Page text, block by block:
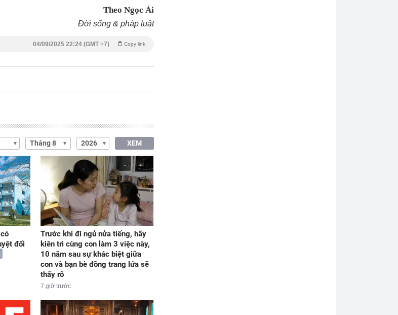
Theo Ngọc Ái
Đời sống & pháp luật
Copy link
04/09/2025 22:24 (GMT +7)
XEM
đối
Trước khi đi ngủ nửa tiếng, hãy
kiên trì cùng con làm 3 việc này,
10 năm sau sự khác biệt giữa
con và bạn bè đồng trang lứa sẽ
thấy rõ
7 giờ trước